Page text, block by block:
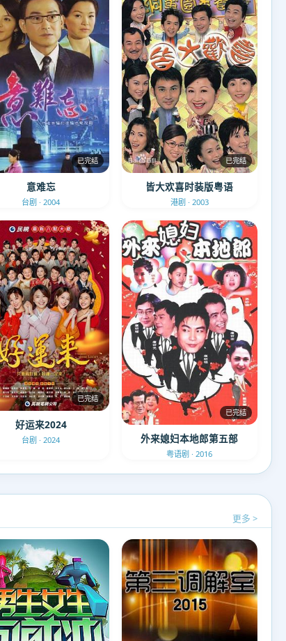
已完结
意难忘
台剧 · 2004
已完结
皆大欢喜时装版粤语
港剧 · 2003
已完结
好运来2024
台剧 · 2024
已完结
外来媳妇本地郎第五部
粤语剧 · 2016
更多 >